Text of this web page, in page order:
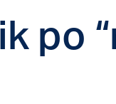
po